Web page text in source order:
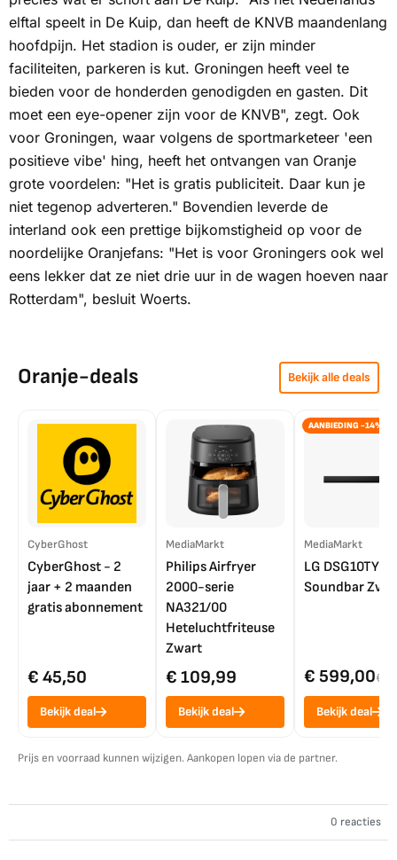
elftal speelt in De Kuip, dan heeft de KNVB maandenlang
hoofdpijn. Het stadion is ouder, er zijn minder
faciliteiten, parkeren is kut. Groningen heeft veel te
bieden voor de honderden genodigden en gasten. Dit
moet een eye-opener zijn voor de KNVB", zegt. Ook
voor Groningen, waar volgens de sportmarketeer 'een
positieve vibe' hing, heeft het ontvangen van Oranje
grote voordelen: "Het is gratis publiciteit. Daar kun je
niet tegenop adverteren." Bovendien leverde de
interland ook een prettige bijkomstigheid op voor de
noordelijke Oranjefans: "Het is voor Groningers ook wel
eens lekker dat ze niet drie uur in de wagen hoeven naar
Rotterdam", besluit Woerts.
Oranje-deals Bekijk alle deals
CyberGhost
CyberGhost - 2
jaar + 2 maanden
gratis abonnement
€ 45,50
Bekijk deal
MediaMarkt
Philips Airfryer
2000-serie
NA321/00
Heteluchtfriteuse
Zwart
€ 109,99
Bekijk deal
AANBIEDING -14%
MediaMarkt
LG DSG10TY
Soundbar
€ 599,00€
Bekijk deal
Prijs en voorraad kunnen wijzigen. Aankopen lopen via de partner.
0 reacties